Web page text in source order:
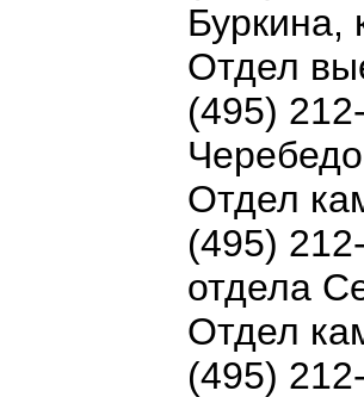
Буркина,
Отдел
(495)
Отдел
(495)
отдела
Отдел
(495)